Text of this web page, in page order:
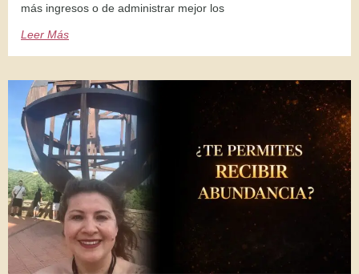
más ingresos o de administrar mejor los
Leer Más